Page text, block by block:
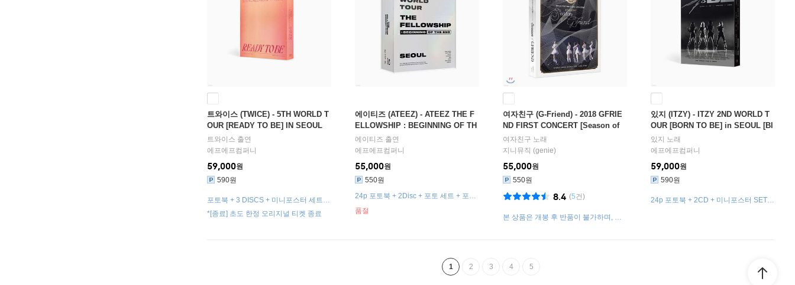
트와이스 (TWICE) - 5TH WORLD T
OUR [READY TO BE] IN SEOUL
[Blu-ray]
트와이스 출연
에프에프컴퍼니
*[종료] 초도 한정 오리지널 티켓 종료
59,000원
590원
포토북 + 3 DISCS + 미니포스터 세트 (9
종) + 포토스탠드 + 홀로그램 포토카드
에이티즈 (ATEEZ) - ATEEZ THE F
ELLOWSHIP : BEGINNING OF TH
E END SEOUL Blu-ray
에이티즈 출연
에프에프컴퍼니
55,000원
550원
품절
24p 포토북 + 2Disc + 포토 세트 + 포토
여자친구 (G-Friend) - 2018 GFRIE
ND FIRST CONCERT [Season of
GFRIEND] ENCORE Blu-ray
여자친구 노래
지니뮤직 (genie)
55,000원
550원
(5건)
8.4
본 상품은 개봉 후 반품이 불가하며, 구
있지 (ITZY) - ITZY 2ND WORLD T
OUR [BORN TO BE] in SEOUL [Bl
u-ray]
있지 노래
에프에프컴퍼니
59,000원
590원
24p 포토북 + 2CD + 미니포스터 SET +
1 2 3 4 5